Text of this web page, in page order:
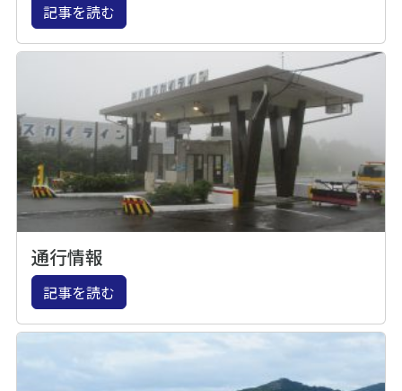
記事を読む
通行情報
記事を読む